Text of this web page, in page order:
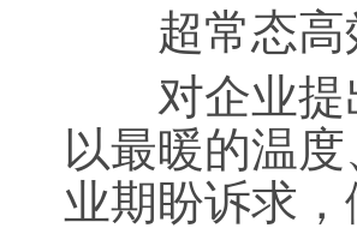
超常态高
对企业提出
以最暖的温
业期盼诉求